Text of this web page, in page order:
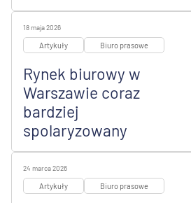
18 maja 2026
Artykuły Biuro prasowe
Rynek biurowy w
Warszawie coraz
bardziej
spolaryzowany
24 marca 2026
Artykuły Biuro prasowe